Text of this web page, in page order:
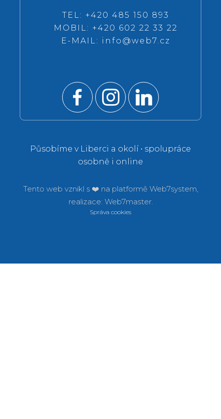
TEL: +420 485 150 893
MOBIL: +420 602 22 33 22
E-MAIL: info@web7.cz
Působíme v Liberci a okolí • spolupráce
osobně i online
Tento web vznikl s ❤️ na platformě Web7system,
realizace: Web7master.
Správa cookies